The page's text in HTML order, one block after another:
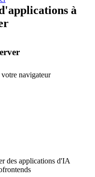
à
navigateur
des applications d'IA